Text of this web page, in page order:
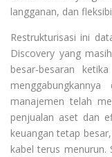
langganan, dan
Restrukturisasi ini
Discovery yang
besar-besaran
manajemen telah
penjualan aset dan
keuangan tetap
kabel terus menurun.